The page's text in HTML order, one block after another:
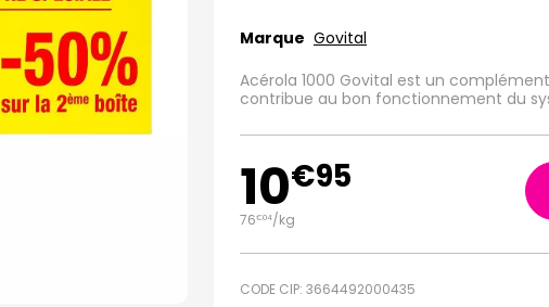
Marque Govital
Acérola 1000 Govital est un
contribue au bon fonctionnement du
10€95
76€04/kg
CODE CIP: 3664492000435